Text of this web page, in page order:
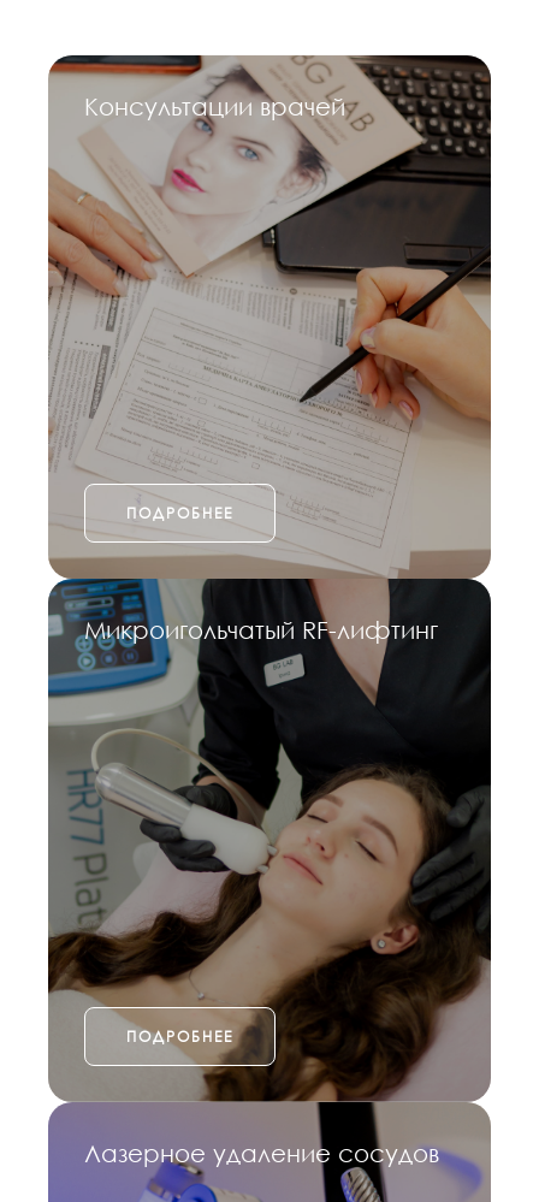
Консультации врачей
ПОДРОБНЕЕ
Микроигольчатый RF-лифтинг
ПОДРОБНЕЕ
Лазерное удаление сосудов